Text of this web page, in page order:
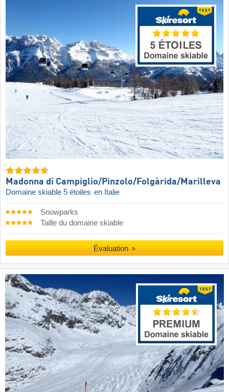
Madonna di Campiglio/​Pinzolo/​Folgàrida/​Marilleva
Domaine skiable 5 étoiles en Italie
Snowparks
Taille du domaine skiable
Évaluation